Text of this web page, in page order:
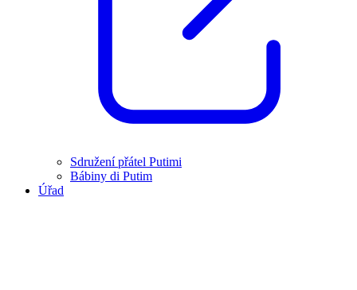
Sdružení přátel Putimi
Bábiny di Putim
Úřad